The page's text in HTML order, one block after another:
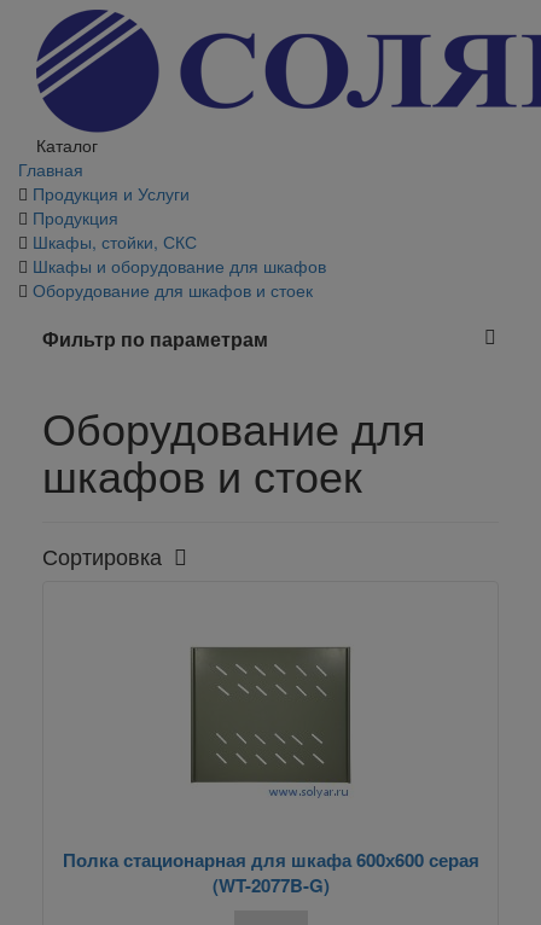
Каталог
Главная
Продукция и Услуги
Продукция
Шкафы, стойки, СКС
Шкафы и оборудование для шкафов
Оборудование для шкафов и стоек
Фильтр по параметрам
Оборудование для
шкафов и стоек
Сортировка
Полка стационарная для шкафа 600х600 серая
(WT-2077B-G)